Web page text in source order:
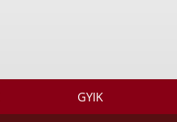
GYIK